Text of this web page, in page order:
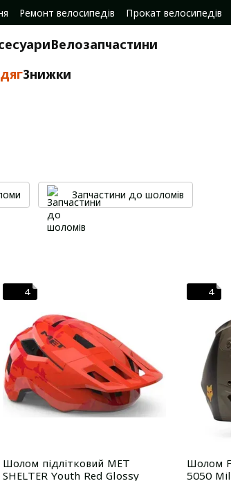
Ремонт велосипедів Прокат велосипедів
Велозапчастини
Знижки
Запчастини до шоломів
4
Шолом підлітковий MET
SHELTER Youth Red Glossy
4
Шолом
5050